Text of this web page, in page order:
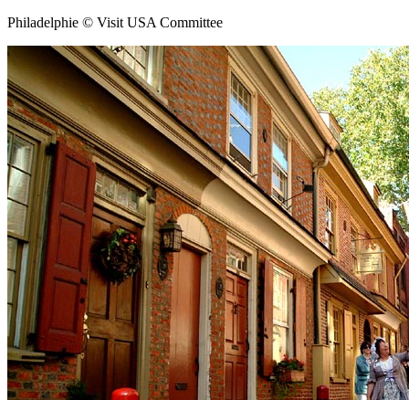
Philadelphie © Visit USA Committee